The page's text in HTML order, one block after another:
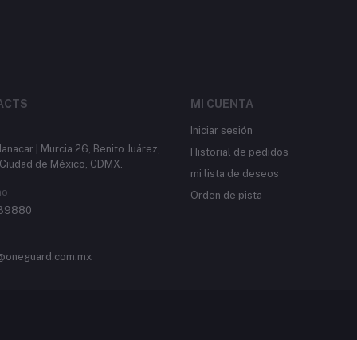
| Murcia 26, Benito Juárez,
de México, CDMX.
MI CUENTA
Iniciar sesión
Historial de pedidos
mi lista de deseos
Orden de pista